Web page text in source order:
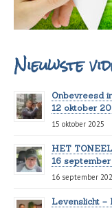
Nieuwste
Onbevreesd
12 oktober
15 oktober 2025
HET
16
16 september
Levenslicht –